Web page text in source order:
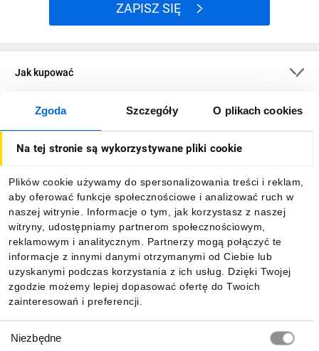
Zgoda Szczegóły O plikach cookies
Na tej stronie są wykorzystywane pliki cookie
Plików cookie używamy do spersonalizowania treści i reklam,
aby oferować funkcje społecznościowe i analizować ruch w
naszej witrynie. Informacje o tym, jak korzystasz z naszej
witryny, udostępniamy partnerom społecznościowym,
reklamowym i analitycznym. Partnerzy mogą połączyć te
informacje z innymi danymi otrzymanymi od Ciebie lub
uzyskanymi podczas korzystania z ich usług. Dzięki Twojej
zgodzie możemy lepiej dopasować ofertę do Twoich
zainteresowań i preferencji.
zgody
Niezbędne
ZAPISZ SIĘ
Jak kupować
O firmie
Informacje
Pobierz naszą aplikację mobilną: